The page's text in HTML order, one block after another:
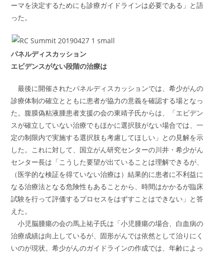
ーマを決定するためにも診療ガイドラインは必要である」と語
った。
パネルディスカッション
エビデンスがない段階の治療は
最後に開催されたパネルディスカッションでは、希少がんの
診療体制の確立とともに患者が協力の意義を確認する場となっ
た。腹膜偽粘液腫患者支援の会の東靖子氏からは、「エビデン
スが確立していない治療でもほかに選択肢がない場合では、一
定の制限内で実施する選択肢も考慮してほしい」との見解を示
した。これに対して、国立がん研究センターの川井・希少がん
センター長は「こうした要望が出ていることは理解できるが、
（医学的な検証を得ていない治療は）結果的に患者に不利益に
なる治療法となる危険性もあることから、時間はかかるが臨床
試験を行って評価するプロセスをはずすことはできない」と答
えた。
小児脳腫瘍の会の馬上祐子氏は「小児腫瘍の場合、白血病の
治療成績は向上しているが、固形がんでは依然として治りにく
いのが現状。希少がんのガイドラインの作成では、年齢によっ